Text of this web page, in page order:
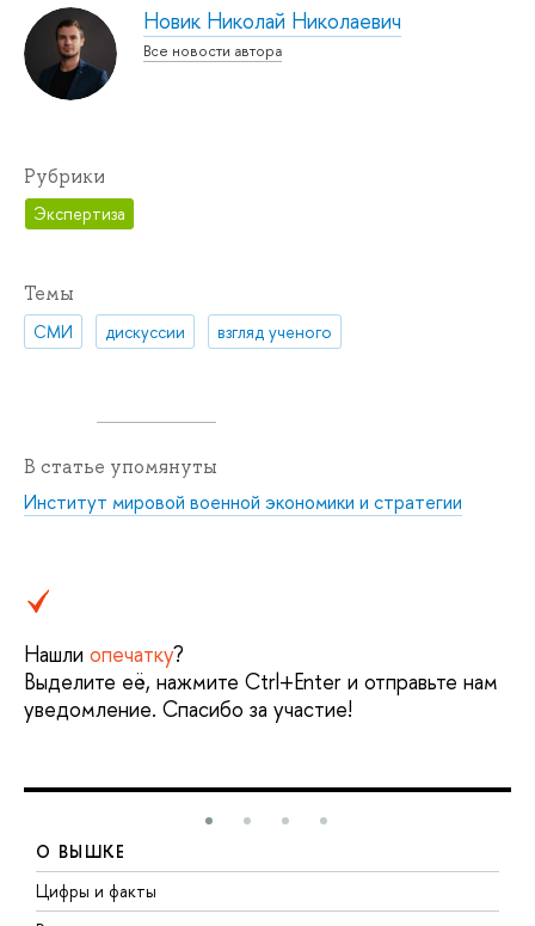
Новик Николай Николаевич
Все новости автора
Рубрики
Экспертиза
Темы
СМИ дискуссии взгляд ученого
В статье упомянуты
Институт мировой военной экономики и стратегии
Нашли опечатку?
Выделите её, нажмите Ctrl+Enter и отправьте нам
уведомление. Спасибо за участие!
О ВЫШКЕ
Цифры и факты